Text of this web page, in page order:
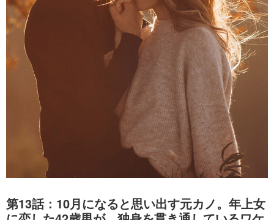
第13話：10月になると思い出す元カノ。年上女